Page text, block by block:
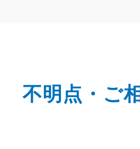
不明点・ご